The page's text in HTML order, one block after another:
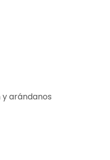
arándanos